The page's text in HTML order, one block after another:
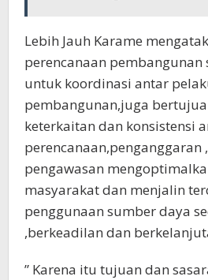
Lebih Jauh Karame
perencanaan
untuk koordinasi antar
pembangunan,juga
keterkaitan dan konsistensi
perencanaan,penganggaran
pengawasan
masyarakat dan menjalin
penggunaan sumber daya
,berkeadilan dan
” Karena itu tujuan dan